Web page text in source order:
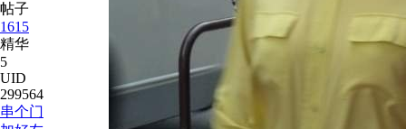
帖子
1615
精华
5
UID
299564
串个门